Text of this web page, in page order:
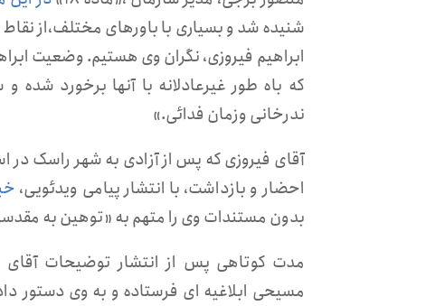
شنیده شد و بسیاری با باورهای مختلف،از
ابراهیم فیروزی، نگران وی هستیم. وضعیت
که باه طور غیرعادلانه با آنها برخورد
ندرخانی وزمان فدائی.»
احضار و بازداشت، با انتشار پیامی ویدئویی،
بدون مستندات وی را متهم به «توهین به
مدت کوتاهی پس از انتشار توضیحات آقای
مسیحی ابلاغیه ای فرستاده و به وی دستور